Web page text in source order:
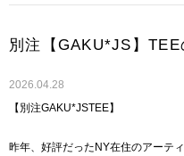
別注【GAKU*JS】
2026.04.28
【別注GAKU*JSTEE】
昨年、好評だったNY在住のアーテ